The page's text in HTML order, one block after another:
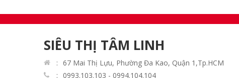
Chuỗi vòng Tràng Hạt
SIÊU THỊ TÂM LINH
67 Mai Thị Lựu, Phường Đa Kao, Quận 1,Tp.HCM
0993.103.103 - 0994.104.104